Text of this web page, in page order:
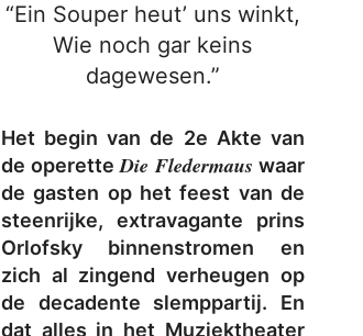
“Ein Souper heut’ uns winkt,
Wie noch gar keins
dagewesen.”
Het begin van de 2e Akte van
de operette Die Fledermaus waar
de gasten op het feest van de
steenrijke, extravagante prins
Orlofsky binnenstromen en
zich al zingend verheugen op
de decadente slemppartij. En
dat alles in het Muziektheater